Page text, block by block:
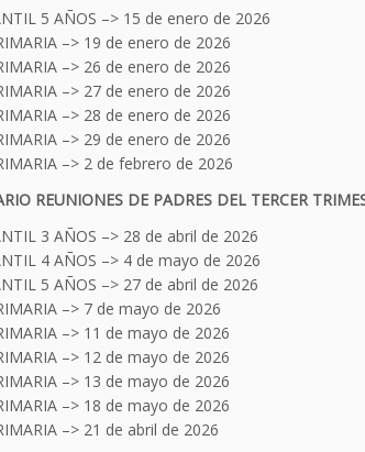
5 AÑOS –> 15 de enero de 2026
–> 19 de enero de 2026
–> 26 de enero de 2026
–> 27 de enero de 2026
–> 28 de enero de 2026
–> 29 de enero de 2026
–> 2 de febrero de 2026
REUNIONES DE PADRES DEL TERCER
3 AÑOS –> 28 de abril de 2026
4 AÑOS –> 4 de mayo de 2026
5 AÑOS –> 27 de abril de 2026
–> 7 de mayo de 2026
–> 11 de mayo de 2026
–> 12 de mayo de 2026
–> 13 de mayo de 2026
–> 18 de mayo de 2026
–> 21 de abril de 2026